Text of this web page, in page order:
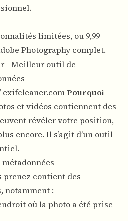
limitées, ou 9,99
Photography complet.
- Meilleur outil de
exifcleaner.comPourquoi
et vidéos contiennent des
révéler votre position,
encore. Il s’agit d’un outil
prenez contient des
notamment :
où la photo a été prise